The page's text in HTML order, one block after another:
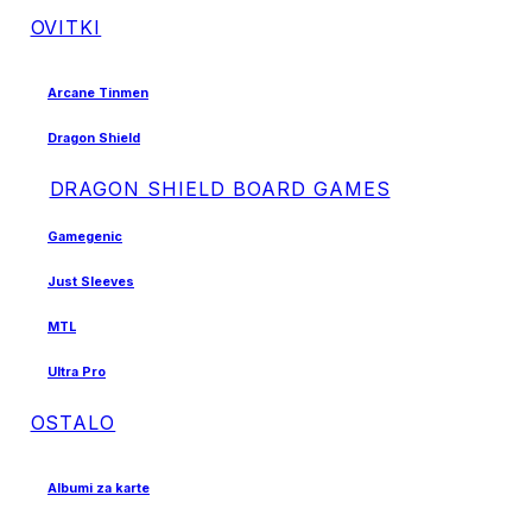
OVITKI
Arcane Tinmen
Dragon Shield
DRAGON SHIELD BOARD GAMES
Gamegenic
Just Sleeves
MTL
Ultra Pro
OSTALO
Albumi za karte